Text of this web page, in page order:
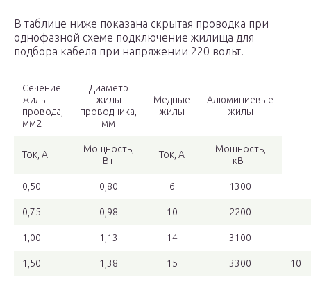
В таблице ниже показана скрытая проводка при
однофазной схеме подключение жилища для
подбора кабеля при напряжении 220 вольт.
Сечение
жилы
провода,
мм2
Диаметр
жилы
проводника,
мм
Медные
жилы
Алюминиевые
жилы
Ток, А
Мощность,
Вт
Ток, А
Мощность,
кВт
0,50 0,80 6 1300
0,75 0,98 10 2200
1,00 1,13 14 3100
1,50 1,38 15 3300 10